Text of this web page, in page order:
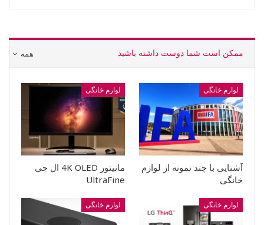
همه ممکن است شما دوست داشته باشید
لوارم خانگی
آشنایی با چند نمونه از لوازم
خانگی
لوارم خانگی
مانیتور 4K OLED ال جی
UltraFine
لوارم خانگی لوارم خانگی